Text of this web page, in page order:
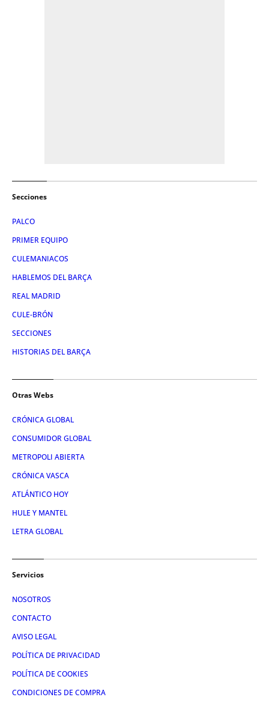
Secciones
PALCO
PRIMER EQUIPO
CULEMANIACOS
HABLEMOS DEL BARÇA
REAL MADRID
CULE-BRÓN
SECCIONES
HISTORIAS DEL BARÇA
Otras Webs
CRÓNICA GLOBAL
CONSUMIDOR GLOBAL
METROPOLI ABIERTA
CRÓNICA VASCA
ATLÁNTICO HOY
HULE Y MANTEL
LETRA GLOBAL
Servicios
NOSOTROS
CONTACTO
AVISO LEGAL
POLÍTICA DE PRIVACIDAD
POLÍTICA DE COOKIES
CONDICIONES DE COMPRA